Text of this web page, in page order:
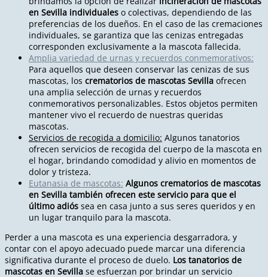
en Sevilla individuales o colectivas, dependiendo de las
preferencias de los dueños. En el caso de las cremaciones
individuales, se garantiza que las cenizas entregadas
corresponden exclusivamente a la mascota fallecida.
Amplia variedad de urnas y recuerdos conmemorativos:
Para aquellos que deseen conservar las cenizas de sus
mascotas, los crematorios de mascotas Sevilla ofrecen
una amplia selección de urnas y recuerdos
conmemorativos personalizables. Estos objetos permiten
mantener vivo el recuerdo de nuestras queridas
mascotas.
Servicios de recogida a domicilio: Algunos tanatorios
ofrecen servicios de recogida del cuerpo de la mascota en
el hogar, brindando comodidad y alivio en momentos de
dolor y tristeza.
Eutanasia de mascotas: Algunos crematorios de mascotas
en Sevilla también ofrecen este servicio para que el
último adiós sea en casa junto a sus seres queridos y en
un lugar tranquilo para la mascota.
Perder a una mascota es una experiencia desgarradora, y
contar con el apoyo adecuado puede marcar una diferencia
significativa durante el proceso de duelo. Los tanatorios de
mascotas en Sevilla se esfuerzan por brindar un servicio